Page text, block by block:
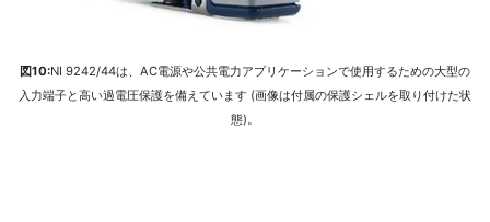
図10:NI 9242/44は、AC電源や公共電力アプリケーションで使用するための大型の
入力端子と高い過電圧保護を備えています (画像は付属の保護シェルを取り付けた状
態)。